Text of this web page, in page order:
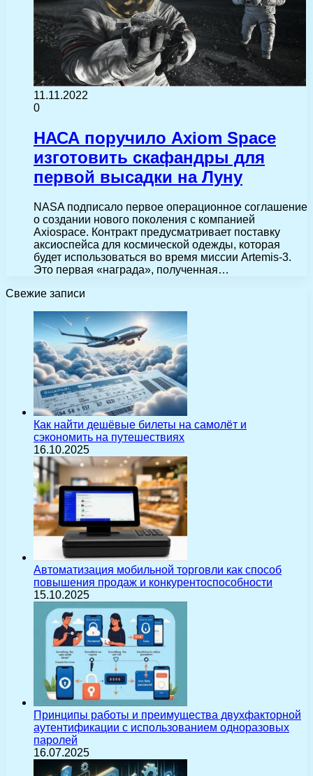
11.11.2022
0
НАСА поручило Axiom Space
изготовить скафандры для
первой высадки на Луну
NASA подписало первое операционное соглашение
о создании нового поколения с компанией
Axiospace. Контракт предусматривает поставку
аксиоспейса для космической одежды, которая
будет использоваться во время миссии Artemis-3.
Это первая «награда», полученная…
Свежие записи
Как найти дешёвые билеты на самолёт и
сэкономить на путешествиях
16.10.2025
Автоматизация мобильной торговли как способ
повышения продаж и конкурентоспособности
15.10.2025
Принципы работы и преимущества двухфакторной
аутентификации с использованием одноразовых
паролей
16.07.2025